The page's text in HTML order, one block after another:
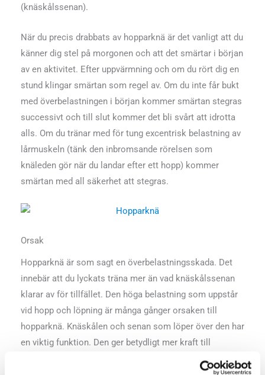
(knäskålssenan).
När du precis drabbats av hopparknä är det vanligt att du
känner dig stel på morgonen och att det smärtar i början
av en aktivitet. Efter uppvärmning och om du rört dig en
stund klingar smärtan som regel av. Om du inte får bukt
med överbelastningen i början kommer smärtan stegras
successivt och till slut kommer det bli svårt att idrotta
alls. Om du tränar med för tung excentrisk belastning av
lårmuskeln (tänk den inbromsande rörelsen som
knäleden gör när du landar efter ett hopp) kommer
smärtan med all säkerhet att stegras.
Orsak
Hopparknä är som sagt en överbelastningsskada. Det
innebär att du lyckats träna mer än vad knäskålssenan
klarar av för tillfället. Den höga belastning som uppstår
vid hopp och löpning är många gånger orsaken till
hopparknä. Knäskålen och senan som löper över den har
en viktig funktion. Den ger betydligt mer kraft till
lårmuskeln. Knäskålen fungerar nämligen som en